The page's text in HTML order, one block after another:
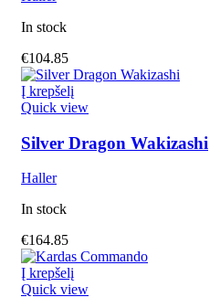
In stock
€104.85
Į krepšelį
Quick view
Silver Dragon Wakizashi
Haller
In stock
€164.85
Į krepšelį
Quick view